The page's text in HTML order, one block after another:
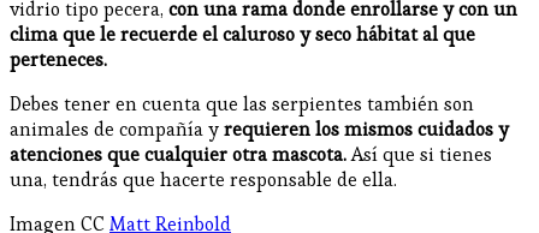
vidrio tipo pecera, con una rama donde enrollarse y con un
clima que le recuerde el caluroso y seco hábitat al que
perteneces.
Debes tener en cuenta que las serpientes también son
animales de compañía yrequieren los mismos cuidados y
atenciones que cualquier otra mascota.Así que si tienes
una, tendrás que hacerte responsable de ella.
Imagen CC Matt Reinbold